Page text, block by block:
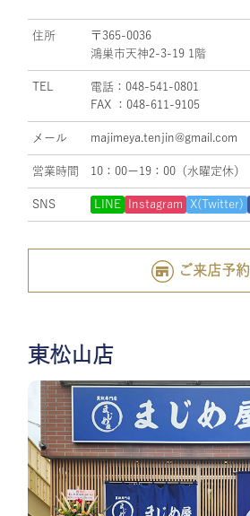
住所
〒365-0036
鴻巣市天神2-3-19 1階
TEL
電話：048-541-0801
FAX ：048-611-9105
メール majimeya.tenjin@gmail.com
営業時間 10：00ー19：00（水曜定休）
SNS LINE Instagram X(Twitter)
ご来店予約
東松山店